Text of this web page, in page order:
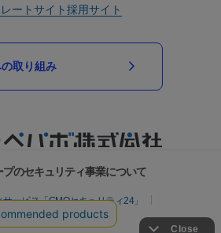
ートサイト採用サイト
取り組み
のセキュリティ事業について
ービス「GMOセキュリティ24」
イトリスク診断